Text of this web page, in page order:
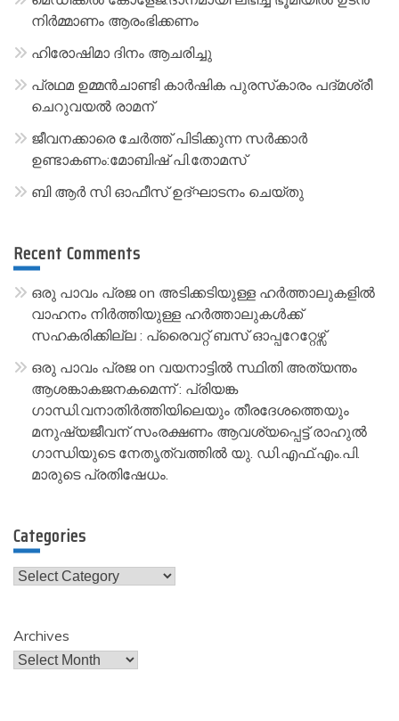
i
e
നിർമ്മാണം ആരംഭിക്കണം
ഹിരോഷിമാ ദിനം ആചരിച്ചു
പ്രഥമ ഉമ്മൻചാണ്ടി കാർഷിക പുരസ്‌കാരം പദ്മശ്രീ
ചെറുവയൽ രാമന്
ജീവനക്കാരെ ചേർത്ത് പിടിക്കുന്ന സർക്കാർ
ഉണ്ടാകണം:മോബിഷ് പി.തോമസ്
ബി ആർ സി ഓഫീസ് ഉദ്ഘാടനം ചെയ്തു
Recent Comments
ഒരു പാവം പ്രജon അടിക്കടിയുള്ള ഹർത്താലുകളിൽ
വാഹനം നിർത്തിയുള്ള ഹർത്താലുകൾക്ക്
സഹകരിക്കില്ല : പ്രൈവറ്റ് ബസ് ഓപ്പറേറ്റേഴ്സ്
ഒരു പാവം പ്രജon വയനാട്ടിൽ സ്ഥിതി അത്യന്തം
ആശങ്കാകജനകമെന്ന് : പ്രിയങ്ക
ഗാന്ധി.വനാതിർത്തിയിലെയും തീരദേശത്തെയും
മനുഷ്യജീവന് സംരക്ഷണം ആവശ്യപ്പെട്ട് രാഹുൽ
ഗാന്ധിയുടെ നേതൃത്വത്തിൽ യു. ഡി.എഫ്.എം.പി.
മാരുടെ പ്രതിഷേധം.
Categories
Categories
Archives